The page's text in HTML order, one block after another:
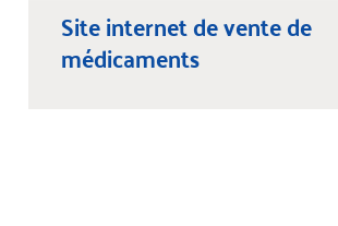
Site internet de vente de
médicaments